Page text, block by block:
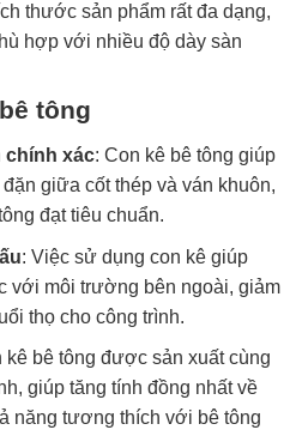
thước sản phẩm rất đa dạng,
hợp với nhiều độ dày sàn
tông
chính xác: Con kê bê tông giúp
giữa cốt thép và ván khuôn,
đạt tiêu chuẩn.
: Việc sử dụng con kê giúp
với môi trường bên ngoài, giảm
thọ cho công trình.
kê bê tông được sản xuất cùng
giúp tăng tính đồng nhất về
năng tương thích với bê tông